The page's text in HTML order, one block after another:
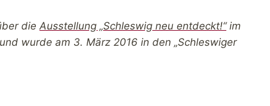
die Ausstellung „Schleswig neu entdeckt!“im
wurde am 3. März 2016 in den „Schleswiger